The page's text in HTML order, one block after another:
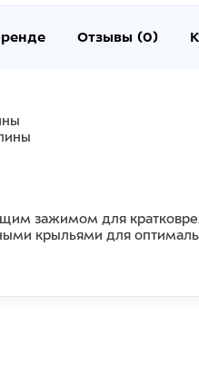
Отзывы (0)
зажимом для
крыльями для